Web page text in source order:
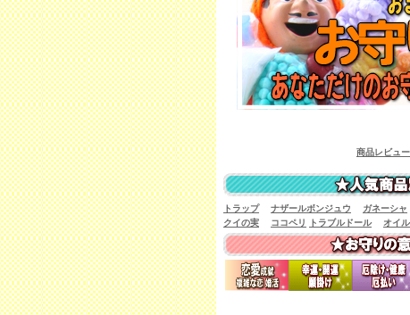
商品レビューを一覧で見るこ
トラップ
ナザールボンジュウ ガネーシャ
クイの実
ココペリ トラブルドール オイル